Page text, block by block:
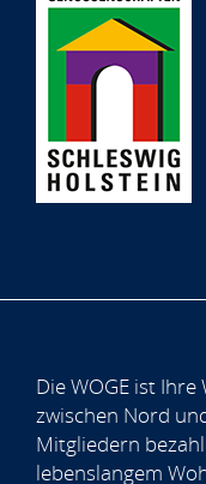
Die WOGE ist
zwischen Nord
Mitgliedern
lebenslangem